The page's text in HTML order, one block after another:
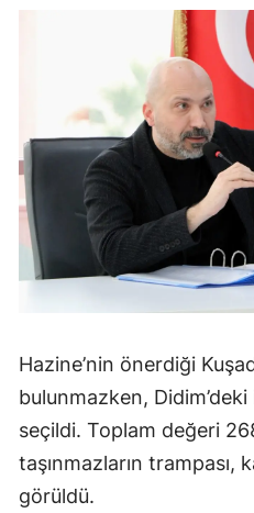
Hazine’nin önerdiği
bulunmazken,
seçildi. Toplam değeri
taşınmazların trampası,
görüldü.